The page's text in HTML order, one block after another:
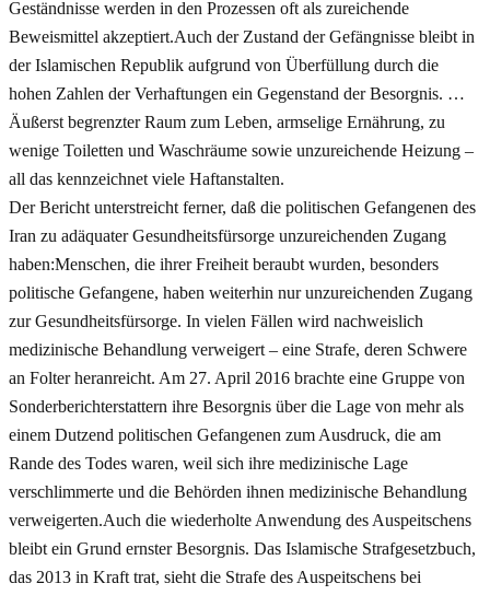
Geständnisse werden in den Prozessen oft als zureichende
Beweismittel akzeptiert.Auch der Zustand der Gefängnisse bleibt in
der Islamischen Republik aufgrund von Überfüllung durch die
hohen Zahlen der Verhaftungen ein Gegenstand der Besorgnis. …
Äußerst begrenzter Raum zum Leben, armselige Ernährung, zu
wenige Toiletten und Waschräume sowie unzureichende Heizung –
all das kennzeichnet viele Haftanstalten.
Der Bericht unterstreicht ferner, daß die politischen Gefangenen des
Iran zu adäquater Gesundheitsfürsorge unzureichenden Zugang
haben:Menschen, die ihrer Freiheit beraubt wurden, besonders
politische Gefangene, haben weiterhin nur unzureichenden Zugang
zur Gesundheitsfürsorge. In vielen Fällen wird nachweislich
medizinische Behandlung verweigert – eine Strafe, deren Schwere
an Folter heranreicht. Am 27. April 2016 brachte eine Gruppe von
Sonderberichterstattern ihre Besorgnis über die Lage von mehr als
einem Dutzend politischen Gefangenen zum Ausdruck, die am
Rande des Todes waren, weil sich ihre medizinische Lage
verschlimmerte und die Behörden ihnen medizinische Behandlung
verweigerten.Auch die wiederholte Anwendung des Auspeitschens
bleibt ein Grund ernster Besorgnis. Das Islamische Strafgesetzbuch,
das 2013 in Kraft trat, sieht die Strafe des Auspeitschens bei